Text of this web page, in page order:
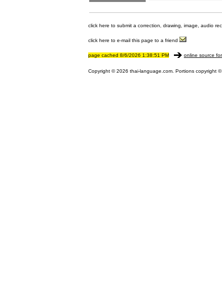
click here to submit a correction, drawing, image, audio
click here to e-mail this page to a friend
page cached 8/6/2026 1:38:51 PM online source
Copyright © 2026 thai-language.com. Portions copyright